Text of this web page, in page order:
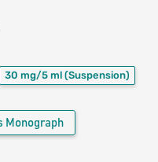
30 mg/5 ml (Suspension)
Monograph